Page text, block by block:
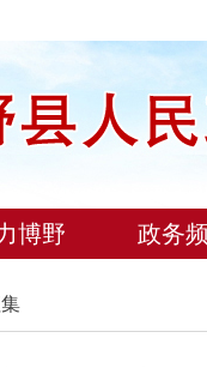
博野 政务